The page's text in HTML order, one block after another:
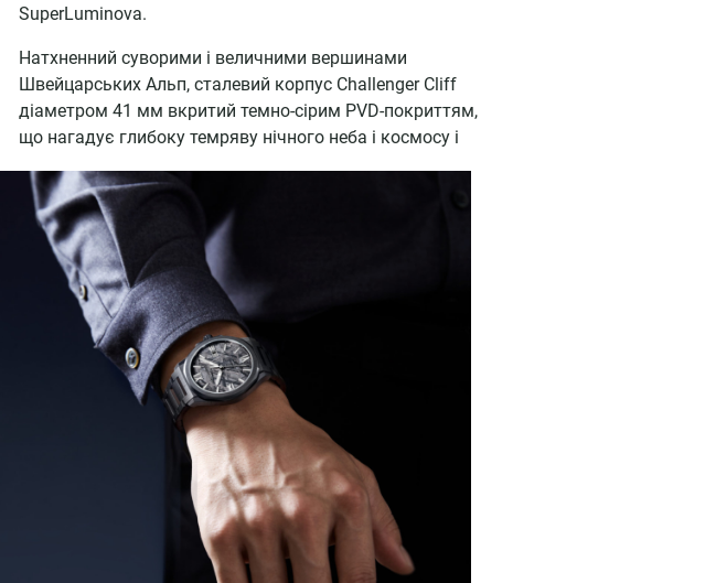
SuperLuminova.
Натхненний суворими і величними вершинами
Швейцарських Альп, сталевий корпус Challenger Cliff
діаметром 41 мм вкритий темно-сірим PVD-покриттям,
що нагадує глибоку темряву нічного неба і космосу і